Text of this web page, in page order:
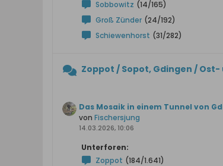
Sobbowitz (14/165)
Groß Zünder (24/192)
Schiewenhorst (31/282)
Zoppot / Sopot, Gdingen /
Das Mosaik in einem Tunnel von
von Fischersjung
14.03.2026, 10:06
Unterforen:
Zoppot (184/1.641)